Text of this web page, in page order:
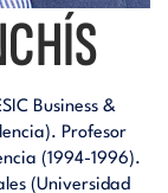
Business &
Profesor
(1994-1996).
(Universidad